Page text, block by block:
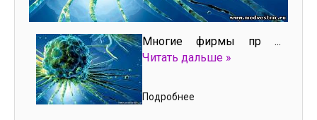
Многие фирмы пр ...
Читать дальше »
Подробнее